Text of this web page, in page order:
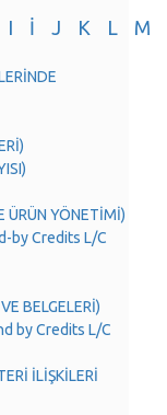
I İ J K L M
ÜRÜN YÖNETİMİ)
by Credits L/C
BELGELERİ)
by Credits L/C
İLİŞKİLERİ